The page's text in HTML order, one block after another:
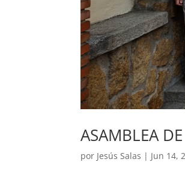
ASAMBLEA
por Jesús Salas | Jun 14,